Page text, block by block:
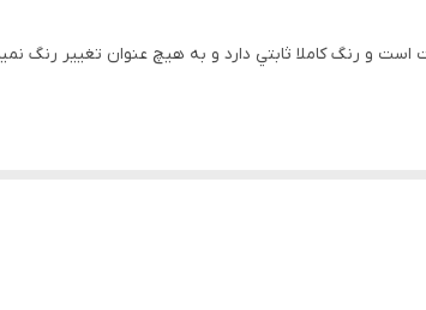
است و رنگ کاملا ثابتي دارد و به هيچ عنوان